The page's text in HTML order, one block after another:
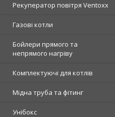
Рекуператор повітря Ventoxx
Газові котли
Бойлери прямого та
непрямого нагріву
Комплектуючі для котлів
Мідна труба та фітинг
Унібокс